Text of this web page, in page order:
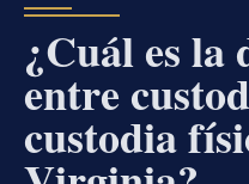
¿Cuál es la
entre
custodia